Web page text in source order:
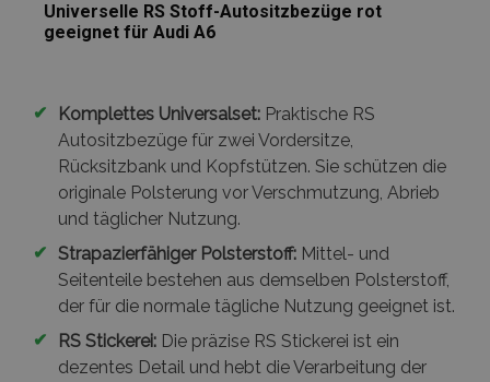
Universelle RS Stoff-Autositzbezüge rot
geeignet für Audi A6
✔ Komplettes Universalset: Praktische RS
Autositzbezüge für zwei Vordersitze,
Rücksitzbank und Kopfstützen. Sie schützen die
originale Polsterung vor Verschmutzung, Abrieb
und täglicher Nutzung.
✔ Strapazierfähiger Polsterstoff: Mittel- und
Seitenteile bestehen aus demselben Polsterstoff,
der für die normale tägliche Nutzung geeignet ist.
✔
RS Stickerei: Die präzise RS Stickerei ist ein
dezentes Detail und hebt die Verarbeitung der